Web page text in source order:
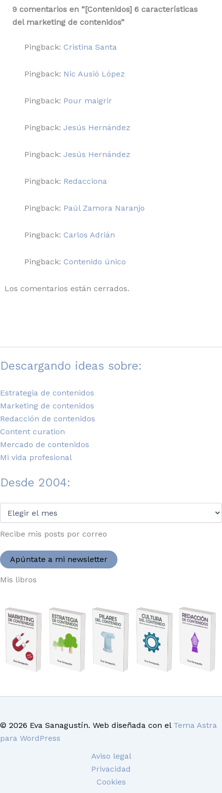
9 comentarios en “[Contenidos] 6 características
del marketing de contenidos”
Pingback: Cristina Santa
Pingback: Nic Ausió López
Pingback: Pour maigrir
Pingback: Jesús Hernández
Pingback: Jesús Hernández
Pingback: Redacciona
Pingback: Paúl Zamora Naranjo
Pingback: Carlos Adrián
Pingback: Contenido único
Los comentarios están cerrados.
Descargando ideas sobre:
Estrategia de contenidos
Marketing de contenidos
Redacción de contenidos
Content curation
Mercado de contenidos
Mi vida profesional
Desde 2004:
2004:
Recibe mis posts por correo
Apúntate a mi newsletter
Mis libros
© 2026 Eva Sanagustín. Web diseñada con el Tema Astra
para WordPress
Aviso legal
Privacidad
Cookies